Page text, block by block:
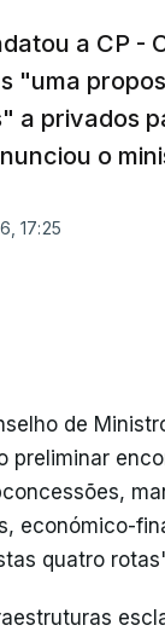
a CP -
"uma
a privados
o
17:25
de
preliminar
económico-
quatro